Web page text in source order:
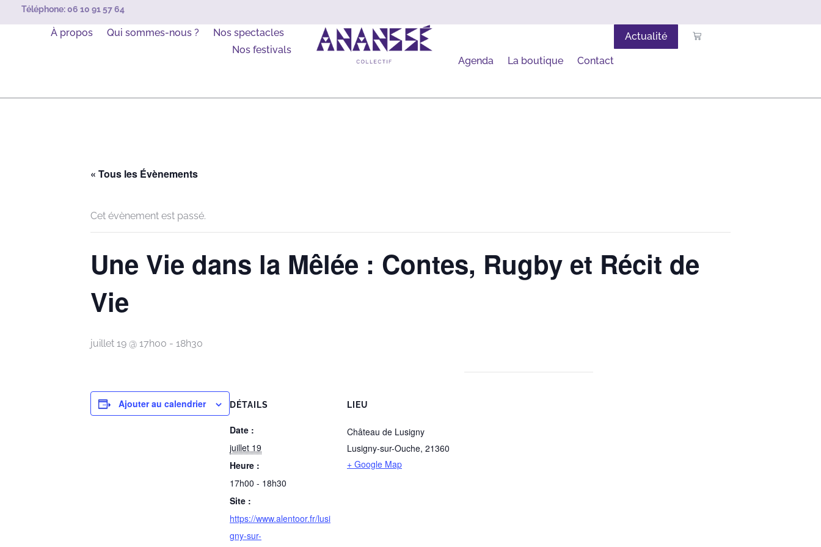
Téléphone:06 10 91 57 64
À propos Qui sommes-nous ?
Nos spectacles
Nos festivals
Agenda
La boutique Contact
Actualité
« Tous les Évènements
Cet évènement est passé.
Une Vie dans la Mêlée : Contes, Rugby et Récit de
Vie
juillet 19 @ 17h00 - 18h30
Ajouter au calendrier DÉTAILS
Date :
juillet 19
Heure :
17h00 - 18h30
Site :
https://www.alentoor.fr/lusi
gny-sur-
LIEU
Château de Lusigny
Lusigny-sur-Ouche, 21360
+ Google Map